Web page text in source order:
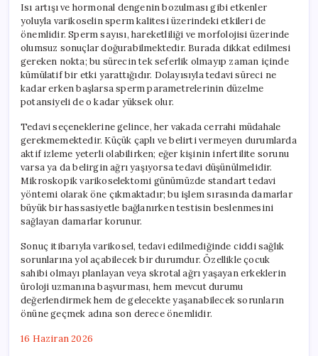
Isı artışı ve hormonal dengenin bozulması gibi etkenler
yoluyla varikoselin sperm kalitesi üzerindeki etkileri de
önemlidir. Sperm sayısı, hareketliliği ve morfolojisi üzerinde
olumsuz sonuçlar doğurabilmektedir. Burada dikkat edilmesi
gereken nokta; bu sürecin tek seferlik olmayıp zaman içinde
kümülatif bir etki yarattığıdır. Dolayısıyla tedavi süreci ne
kadar erken başlarsa sperm parametrelerinin düzelme
potansiyeli de o kadar yüksek olur.
Tedavi seçeneklerine gelince, her vakada cerrahi müdahale
gerekmemektedir. Küçük çaplı ve belirti vermeyen durumlarda
aktif izleme yeterli olabilirken; eğer kişinin infertilite sorunu
varsa ya da belirgin ağrı yaşıyorsa tedavi düşünülmelidir.
Mikroskopik varikoselektomi günümüzde standart tedavi
yöntemi olarak öne çıkmaktadır; bu işlem sırasında damarlar
büyük bir hassasiyetle bağlanırken testisin beslenmesini
sağlayan damarlar korunur.
Sonuç itibarıyla varikosel, tedavi edilmediğinde ciddi sağlık
sorunlarına yol açabilecek bir durumdur. Özellikle çocuk
sahibi olmayı planlayan veya skrotal ağrı yaşayan erkeklerin
üroloji uzmanına başvurması, hem mevcut durumu
değerlendirmek hem de gelecekte yaşanabilecek sorunların
önüne geçmek adına son derece önemlidir.
16 Haziran 2026